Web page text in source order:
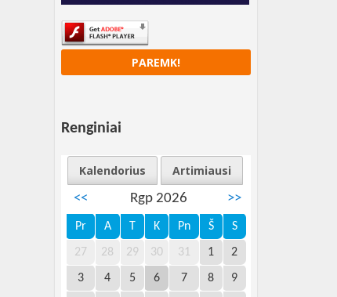
PAREMK!
Renginiai
Kalendorius
Artimiausi
<<
Rgp 2026 >>
Pr A T K Pn Š S
27 28 29 30 31 1 2
3 4 5 6 7 8 9